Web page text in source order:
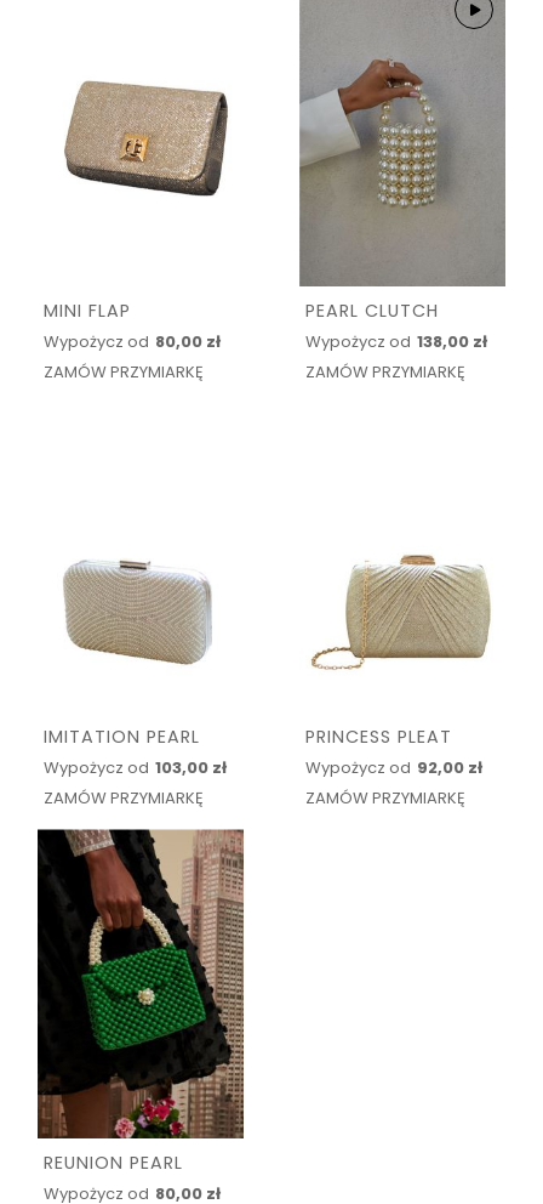
MINI FLAP
Wypożycz od 80,00 zł
ZAMÓW PRZYMIARKĘ
PEARL CLUTCH
Wypożycz od 138,00 zł
ZAMÓW PRZYMIARKĘ
IMITATION PEARL
Wypożycz od 103,00 zł
ZAMÓW PRZYMIARKĘ
PRINCESS PLEAT
Wypożycz od 92,00 zł
ZAMÓW PRZYMIARKĘ
REUNION PEARL
Wypożycz od 80,00 zł